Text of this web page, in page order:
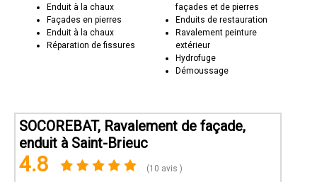
Enduit à la chaux
Façades en pierres
Enduit à la chaux
Réparation de fissures
façades et de pierres
Enduits de restauration
Ravalement peinture
extérieur
Hydrofuge
Démoussage
SOCOREBAT, Ravalement de façade,
enduit à Saint-Brieuc
4.8 (10 avis )